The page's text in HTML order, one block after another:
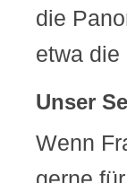
die
etwa die
Unser
Wenn